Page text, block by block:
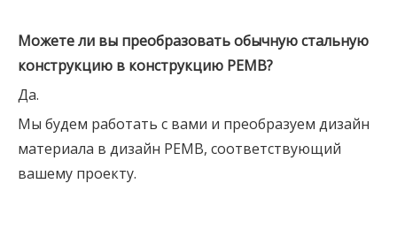
Можете ли вы преобразовать обычную стальную
конструкцию в конструкцию PEMB?
Да.
Мы будем работать с вами и преобразуем дизайн
материала в дизайн PEMB, соответствующий
вашему проекту.